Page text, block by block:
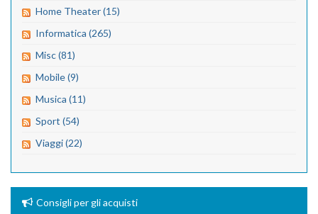
Home Theater (15)
Informatica (265)
Misc (81)
Mobile (9)
Musica (11)
Sport (54)
Viaggi (22)
Consigli per gli acquisti